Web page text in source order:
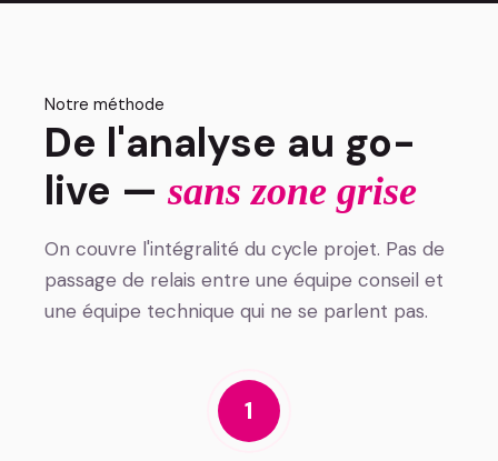
Notre méthode
De l'analyse au go-
live —sans zone grise
On couvre l'intégralité du cycle projet. Pas de
passage de relais entre une équipe conseil et
une équipe technique qui ne se parlent pas.
1